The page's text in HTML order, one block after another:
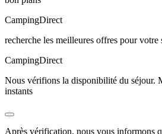
CampingDirect
recherche les meilleures offres pour votre
CampingDirect
Nous vérifions la disponibilité du séjour.
instants
Après vérification, nous vous informons